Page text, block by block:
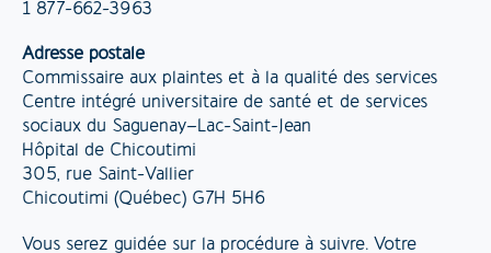
1 877-662-3963
Adresse postale
Commissaire aux plaintes et à la qualité des services
Centre intégré universitaire de santé et de services
sociaux du Saguenay–Lac-Saint-Jean
Hôpital de Chicoutimi
305, rue Saint-Vallier
Chicoutimi (Québec) G7H 5H6
Vous serez guidée sur la procédure à suivre. Votre